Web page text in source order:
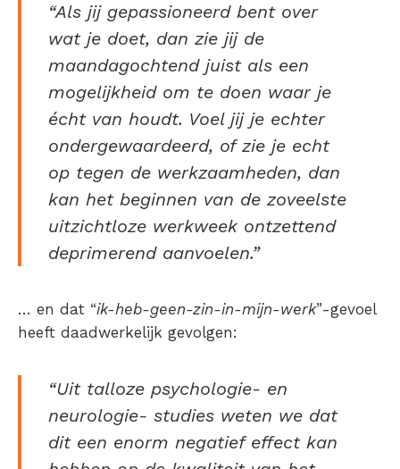
“Als jij gepassioneerd bent over
wat je doet, dan zie jij de
maandagochtend juist als een
mogelijkheid om te doen waar je
écht van houdt. Voel jij je echter
ondergewaardeerd, of zie je echt
op tegen de werkzaamheden, dan
kan het beginnen van de zoveelste
uitzichtloze werkweek ontzettend
deprimerend aanvoelen.”
… en dat “ik-heb-geen-zin-in-mijn-werk”-gevoel
heeft daadwerkelijk gevolgen:
“Uit talloze psychologie- en
neurologie- studies weten we dat
dit een enorm negatief effect kan